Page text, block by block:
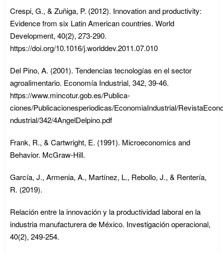
Crespi, G., & Zuñiga, P. (2012). Innovation and productivity:
Evidence from six Latin American countries. World
Development, 40(2), 273-290.
https://doi.org/10.1016/j.worlddev.2011.07.010
Del Pino, A. (2001). Tendencias tecnologías en el sector
agroalimentario. Economía Industrial, 342, 39-46.
https://www.mincotur.gob.es/Publica-
ciones/Publicacionesperiodicas/EconomiaIndustrial/
ndustrial/342/4AngelDelpino.pdf
Frank, R., & Cartwright, E. (1991). Microeconomics and
Behavior. McGraw-Hill.
García, J., Armenia, A., Martínez, L., Rebollo, J., & Rentería,
R. (2019).
Relación entre la innovación y la productividad laboral en la
industria manufacturera de México. Investigación operacional,
40(2), 249-254.